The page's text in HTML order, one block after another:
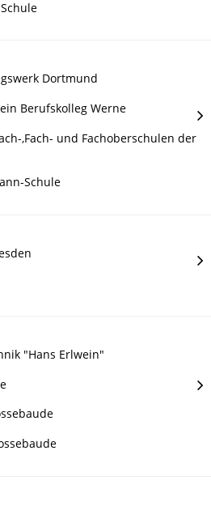
Dortmund
Berufskolleg Werne
,Fach- und Fachoberschulen der
Schule
"Hans Erlwein"